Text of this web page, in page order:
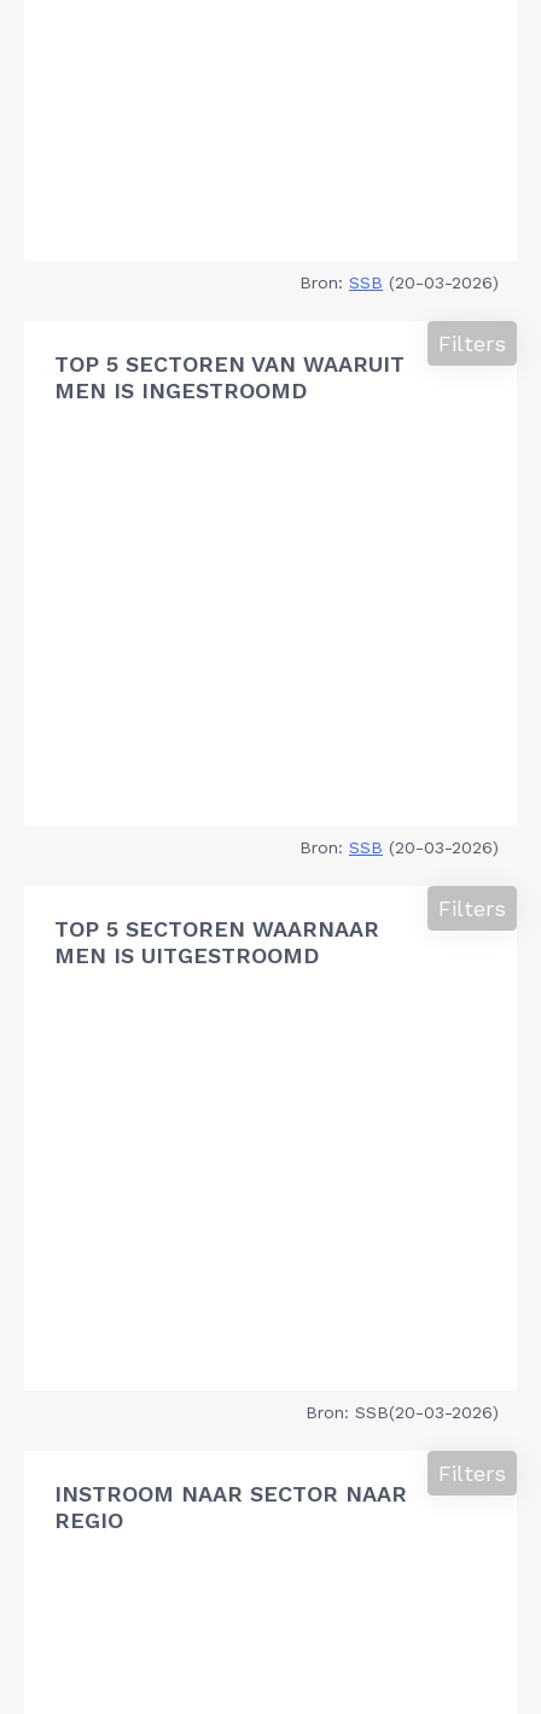
Bron: SSB (20-03-2026)
TOP 5 SECTOREN VAN WAARUIT
MEN IS INGESTROOMD
Filters
Bron: SSB (20-03-2026)
TOP 5 SECTOREN WAARNAAR
MEN IS UITGESTROOMD
Filters
Bron: SSB(20-03-2026)
INSTROOM NAAR SECTOR NAAR
REGIO
Filters